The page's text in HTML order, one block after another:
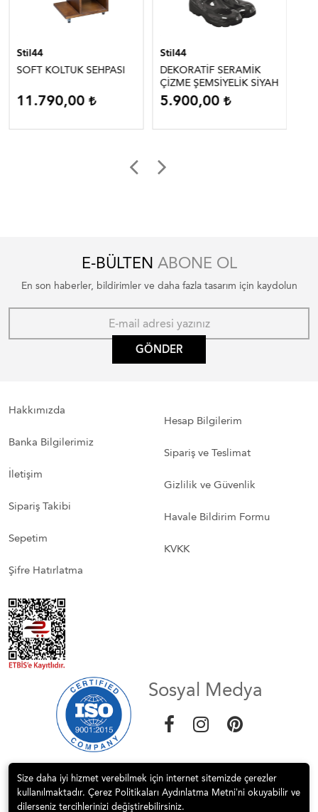
Stil44
SOFT KOLTUK SEHPASI
11.790,00
Stil44
DEKORATİF SERAMİK
ÇİZME ŞEMSİYELİK SİYAH
5.900,00
E-BÜLTEN ABONE OL
En son haberler, bildirimler ve daha fazla tasarım için kaydolun
GÖNDER
Hakkımızda
Banka Bilgilerimiz
İletişim
Sipariş Takibi
Sepetim
Şifre Hatırlatma
Hesap Bilgilerim
Sipariş ve Teslimat
Gizlilik ve Güvenlik
Havale Bildirim Formu
KVKK
Sosyal Medya
Size daha iyi hizmet verebilmek için internet sitemizde çerezler
kullanılmaktadır. Çerez Politikaları Aydınlatma Metni’ni okuyabilir ve
dilerseniz tercihlerinizi değiştirebilirsiniz.